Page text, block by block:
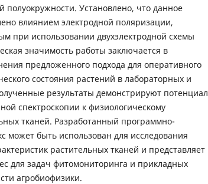
полуокружности. Установлено, что данное
влиянием электродной поляризации,
при использовании двухэлектродной схемы
значимость работы заключается в
предложенного подхода для оперативного
состояния растений в лабораторных и
результаты демонстрируют потенциал
спектроскопии к физиологическому
тканей. Разработанный программно-
может быть использован для исследования
растительных тканей и представляет
для задач фитомониторинга и прикладных
агробиофизики.